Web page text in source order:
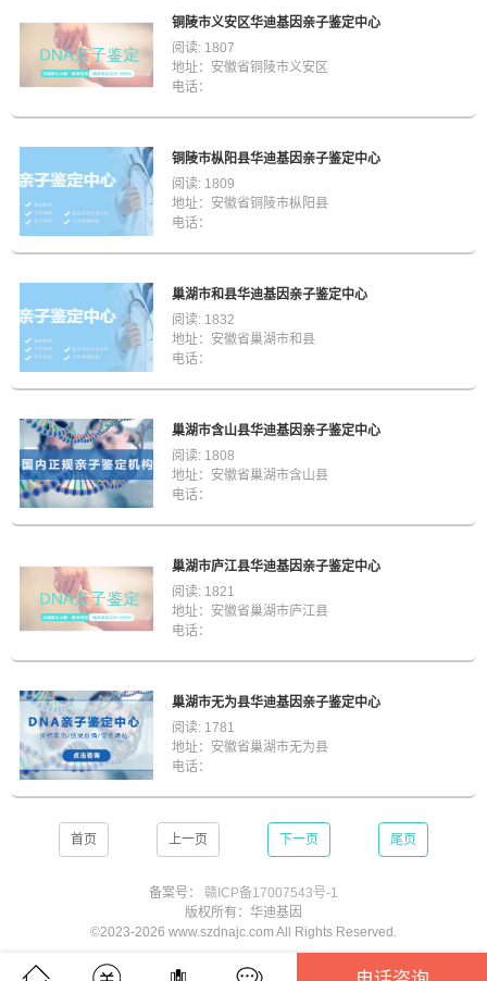
铜陵市义安区华迪基因亲子鉴定中心
阅读: 1807
地址：安徽省铜陵市义安区
电话：
铜陵市枞阳县华迪基因亲子鉴定中心
阅读: 1809
地址：安徽省铜陵市枞阳县
电话：
巢湖市和县华迪基因亲子鉴定中心
阅读: 1832
地址：安徽省巢湖市和县
电话：
巢湖市含山县华迪基因亲子鉴定中心
阅读: 1808
地址：安徽省巢湖市含山县
电话：
巢湖市庐江县华迪基因亲子鉴定中心
阅读: 1821
地址：安徽省巢湖市庐江县
电话：
巢湖市无为县华迪基因亲子鉴定中心
阅读: 1781
地址：安徽省巢湖市无为县
电话：
首页 上一页 下一页 尾页
备案号：
赣ICP备17007543号-1
版权所有：华迪基因
©2023-2026 www.szdnajc.com All Rights Reserved.